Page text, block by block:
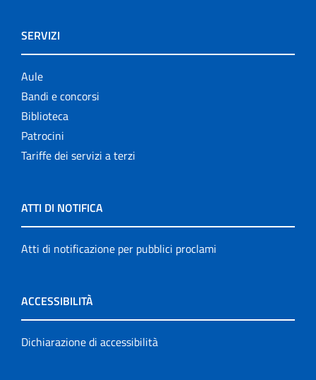
SERVIZI
Aule
Bandi e concorsi
Biblioteca
Patrocini
Tariffe dei servizi a terzi
ATTI DI NOTIFICA
Atti di notificazione per pubblici proclami
ACCESSIBILITÀ
Dichiarazione di accessibilità